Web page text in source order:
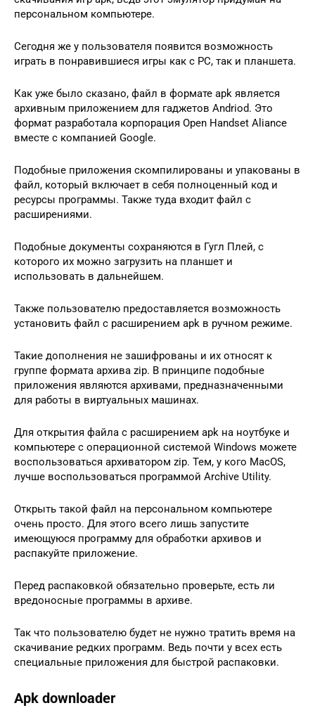
персональном компьютере.
Сегодня же у пользователя появится возможность
играть в понравившиеся игры как с PC, так и планшета.
Как уже было сказано, файл в формате apk является
архивным приложением для гаджетов Andriod. Это
формат разработала корпорация Open Handset Aliance
вместе с компанией Google.
Подобные приложения скомпилированы и упакованы в
файл, который включает в себя полноценный код и
ресурсы программы. Также туда входит файл с
расширениями.
Подобные документы сохраняются в Гугл Плей, с
которого их можно загрузить на планшет и
использовать в дальнейшем.
Также пользователю предоставляется возможность
установить файл с расширением apk в ручном режиме.
Такие дополнения не зашифрованы и их относят к
группе формата архива zip. В принципе подобные
приложения являются архивами, предназначенными
для работы в виртуальных машинах.
Для открытия файла с расширением apk на ноутбуке и
компьютере с операционной системой Windows можете
воспользоваться архиватором zip. Тем, у кого MacOS,
лучше воспользоваться программой Archive Utility.
Открыть такой файл на персональном компьютере
очень просто. Для этого всего лишь запустите
имеющуюся программу для обработки архивов и
распакуйте приложение.
Перед распаковкой обязательно проверьте, есть ли
вредоносные программы в архиве.
Так что пользователю будет не нужно тратить время на
скачивание редких программ. Ведь почти у всех есть
специальные приложения для быстрой распаковки.
Apk downloader